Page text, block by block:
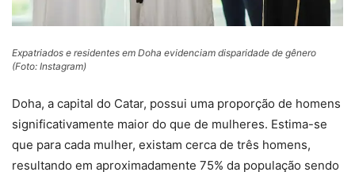
Expatriados e residentes em Doha evidenciam disparidade de gênero
(Foto: Instagram)
Doha, a capital do Catar, possui uma proporção de homens
significativamente maior do que de mulheres. Estima-se
que para cada mulher, existam cerca de três homens,
resultando em aproximadamente 75% da população sendo